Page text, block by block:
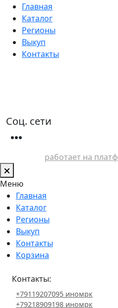
Главная
Каталог
Регионы
Выкуп
Контакты
Соц. сети
работает на
Меню
Главная
Каталог
Регионы
Выкуп
Контакты
Корзина
Контакты:
+79119207095 иномрк
+79218909198 иномрк